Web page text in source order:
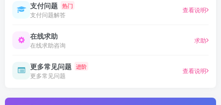
支付问题 热门
支付问题解答
查看说明
在线求助
在线求助咨询
求助
更多常见问题 进阶
更多常见问题
查看说明